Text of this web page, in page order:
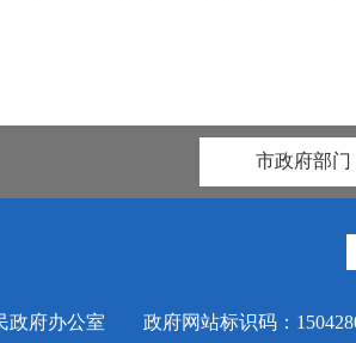
市政府部门
政府办公室 政府网站标识码：